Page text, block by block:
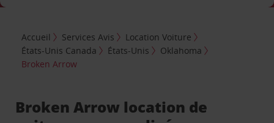
Accueil Services Avis
Location Voiture
États-Unis Canada
États-Unis
Oklahoma
Broken Arrow
Broken Arrow location de